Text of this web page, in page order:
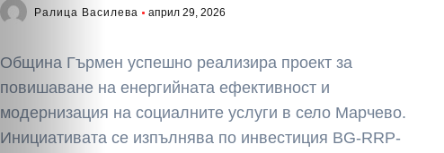
Ралица Василева април 29, 2026
Община Гърмен успешно реализира проект за
повишаване на енергийната ефективност и
модернизация на социалните услуги в село Марчево.
Инициативата се изпълнява по инвестиция BG-RRP-